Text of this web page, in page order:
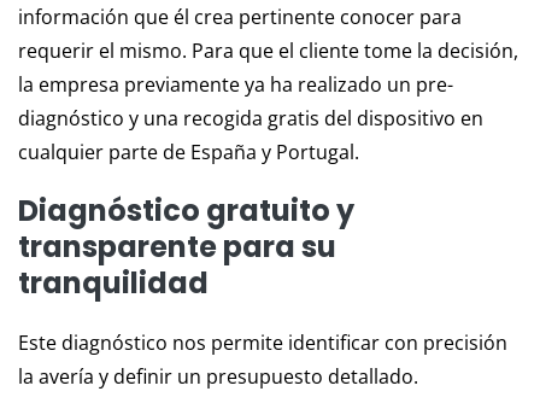
información que él crea pertinente conocer para
requerir el mismo. Para que el cliente tome la decisión,
la empresa previamente ya ha realizado un pre-
diagnóstico y una recogida gratis del dispositivo en
cualquier parte de España y Portugal.
Diagnóstico gratuito y
transparente para su
tranquilidad
Este diagnóstico nos permite identificar con precisión
la avería y definir un presupuesto detallado.